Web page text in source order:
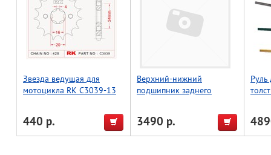
Звезда ведущая для
мотоцикла RK C3039-13
440 р.
Верхний-нижний
подшипник заднего
3490 р.
Руль